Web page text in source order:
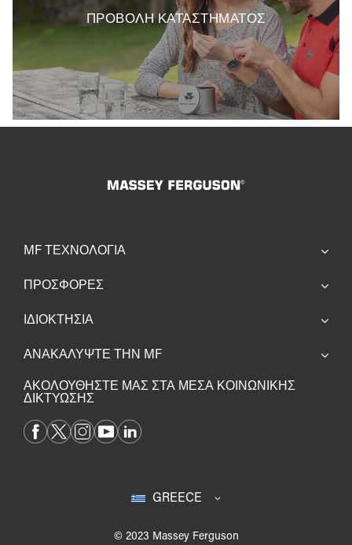
ΠΡΟΒΟΛΗ ΚΑΤΑΣΤΗΜΑΤΟΣ
MF ΤΕΧΝΟΛΟΓΊΑ
ΠΡΟΣΦΟΡΕΣ
ΙΔΙΟΚΤΗΣΙΑ
ΑΝΑΚΑΛΥΨΤΕ ΤΗΝ MF
ΑΚΟΛΟΥΘΗΣΤΕ ΜΑΣ ΣΤΑ ΜΕΣΑ ΚΟΙΝΩΝΙΚΗΣ
ΔΙΚΤΥΩΣΗΣ
GREECE
© 2023 Massey Ferguson